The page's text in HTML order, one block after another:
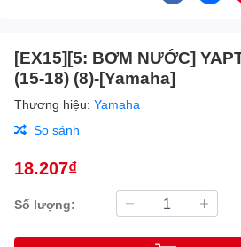
[EX15][5: BƠM NƯỚC]
(15-18) (8)-[Yamaha]
Thương hiệu: Yamaha
So sánh
18.207₫
Số lượng: